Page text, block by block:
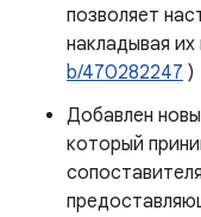
позволяет
накладывая
b/470282247 )
Добавлен
который